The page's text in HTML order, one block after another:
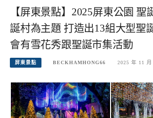
【屏東景點】2025屏東公園 聖
誕村為主題 打造出13組大型聖
會有雪花秀跟聖誕市集活動
屏東景點 BECKHAMHONG66 2025 年 11 月